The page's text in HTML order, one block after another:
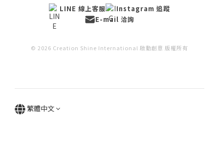
LINE 線上客服
Instagram 追蹤
E-mail 洽詢
© 2026 Creation Shine International 啟動創意 版權所有
繁體中文